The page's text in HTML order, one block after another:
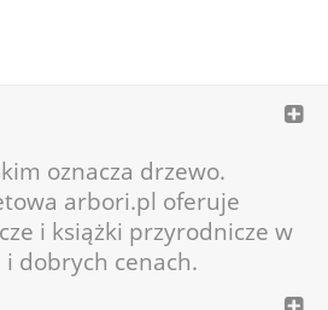
oznacza drzewo.
arbori.pl oferuje
i książki przyrodnicze w
dobrych cenach.